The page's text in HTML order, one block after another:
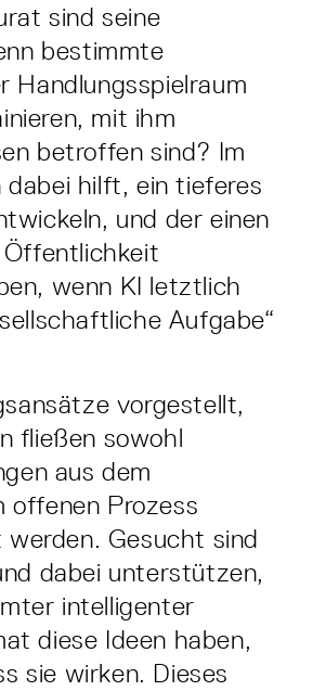
sind seine
bestimmte
Handlungsspielraum
mit ihm
betroffen sind? Im
hilft, ein tieferes
und der einen
Öffentlichkeit
wenn KI letztlich
Aufgabe“
vorgestellt,
fließen sowohl
aus dem
offenen Prozess
Gesucht sind
dabei unterstützen,
intelligenter
diese Ideen haben,
sie wirken. Dieses